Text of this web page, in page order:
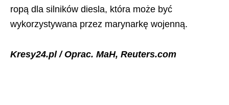
ropą dla silników diesla, która może być
wykorzystywana przez marynarkę wojenną.
Kresy24.pl / Oprac. MaH, Reuters.com